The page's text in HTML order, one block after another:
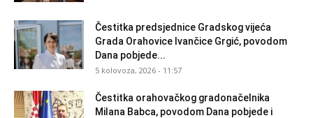
Čestitka predsjednice Gradskog vijeća
Grada Orahovice Ivančice Grgić, povodom
Dana pobjede...
5 kolovoza, 2026 - 11:57
Čestitka orahovačkog gradonačelnika
Milana Babca, povodom Dana pobjede i